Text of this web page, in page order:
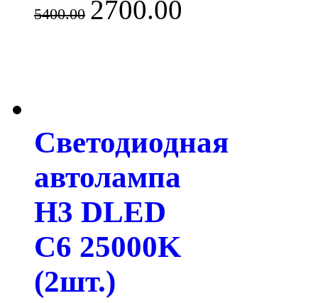
5400.00 2700.00
Светодиодная
автолампа
H3 DLED
C6 25000K
(2шт.)